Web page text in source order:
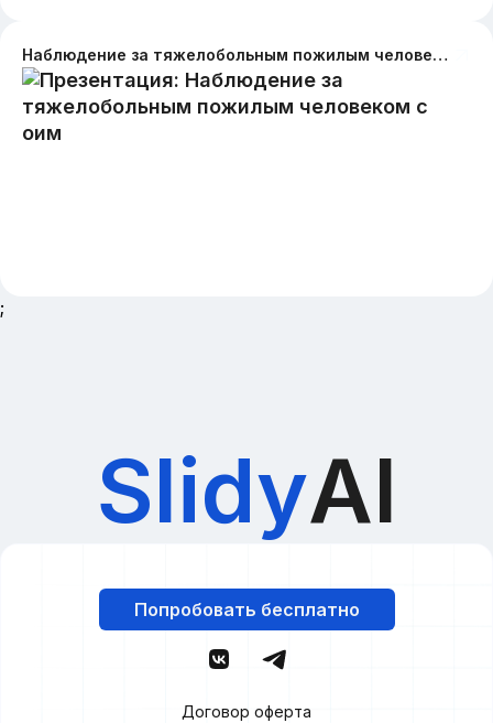
Наблюдение за тяжелобольным пожилым человеком с оим
;
SlidyAI
Попробовать бесплатно
Договор оферта